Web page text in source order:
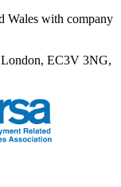
Wales with company
EC3V 3NG,